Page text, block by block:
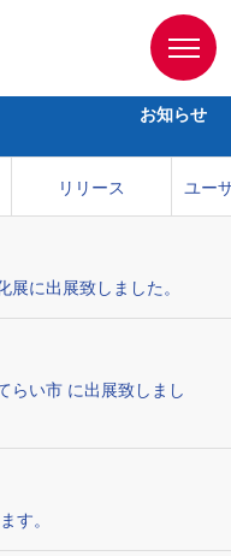
お知らせ
リリース ユー
展に出展致しました。
らい市 に出展致しまし
す。